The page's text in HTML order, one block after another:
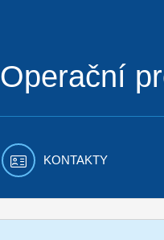
Operační
KONTAKTY